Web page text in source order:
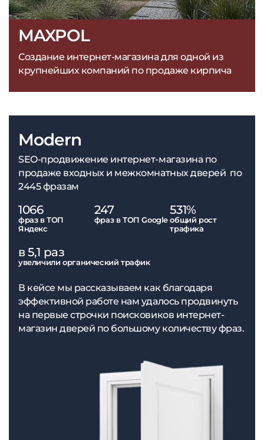
Modern
SEO-продвижение интернет-магазина по
продаже входных и межкомнатных дверей по
2445 фразам
1066
фраз в ТОП
Яндекс
247
фраз в ТОП Google
531%
общий рост
трафика
в 5,1 раз
увеличили органический трафик
В кейсе мы рассказываем как благодаря
эффективной работе нам удалось продвинуть
на первые строчки поисковиков интернет-
магазин дверей по большому количеству фраз.
MAXPOL
Создание интернет-магазина для одной из
крупнейших компаний по продаже кирпича